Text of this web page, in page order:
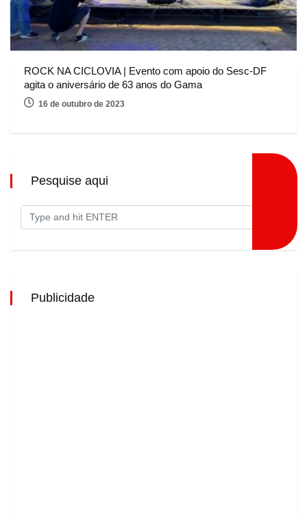
ROCK NA CICLOVIA | Evento com apoio do Sesc-DF
agita o aniversário de 63 anos do Gama
16 de outubro de 2023
Pesquise aqui
Publicidade